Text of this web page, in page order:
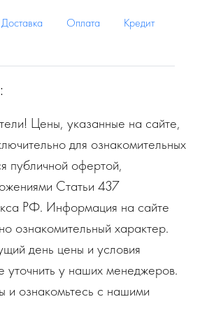
Доставка Оплата
Кредит
Цены, указанные на сайте,
для ознакомительных
публичной офертой,
Статьи 437
РФ. Информация на сайте
ознакомительный характер.
день цены и условия
уточнить у наших менеджеров.
и ознакомьтесь с нашими